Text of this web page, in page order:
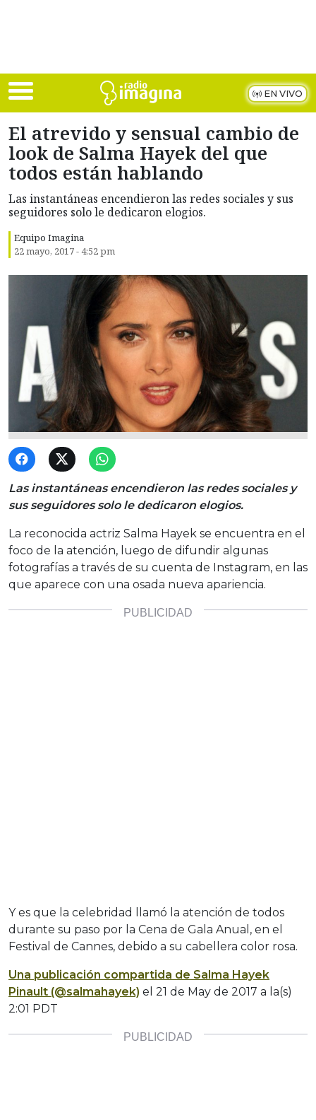
EN VIVO
El atrevido y sensual cambio de
look de Salma Hayek del que
todos están hablando
Las instantáneas encendieron las redes sociales y sus
seguidores solo le dedicaron elogios.
Equipo Imagina
22 mayo, 2017 - 4:52 pm
Las instantáneas encendieron las redes sociales y
sus seguidores solo le dedicaron elogios.
La reconocida actriz Salma Hayek se encuentra en el
foco de la atención, luego de difundir algunas
fotografías a través de su cuenta de Instagram, en las
que aparece con una osada nueva apariencia.
Y es que la celebridad llamó la atención de todos
durante su paso por la Cena de Gala Anual, en el
Festival de Cannes, debido a su cabellera color rosa.
Una publicación compartida de Salma Hayek
Pinault (@salmahayek) el 21 de May de 2017 a la(s)
2:01 PDT